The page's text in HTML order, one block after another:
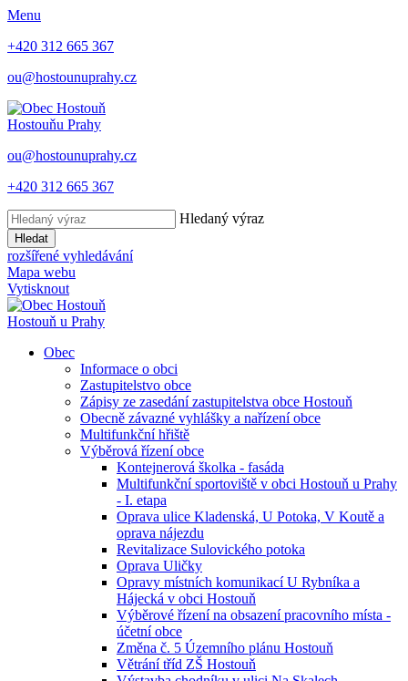
Menu
+420 312 665 367
ou@hostounuprahy.cz
Hostouňu Prahy
ou@hostounuprahy.cz
+420 312 665 367
Hledaný výraz
Hledat
rozšířené vyhledávání
Mapa webu
Vytisknout
Hostouň u Prahy
Obec
Informace o obci
Zastupitelstvo obce
Zápisy ze zasedání zastupitelstva obce Hostouň
Obecně závazné vyhlášky a nařízení obce
Multifunkční hřiště
Výběrová řízení obce
Kontejnerová školka - fasáda
Multifunkční sportoviště v obci Hostouň u Prahy
- I. etapa
Oprava ulice Kladenská, U Potoka, V Koutě a
oprava nájezdu
Revitalizace Sulovického potoka
Oprava Uličky
Opravy místních komunikací U Rybníka a
Hájecká v obci Hostouň
Výběrové řízení na obsazení pracovního místa -
účetní obce
Změna č. 5 Územního plánu Hostouň
Větrání tříd ZŠ Hostouň